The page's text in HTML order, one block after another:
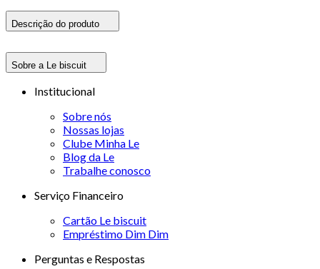
Descrição do produto
Sobre a Le biscuit
Institucional
Sobre nós
Nossas lojas
Clube Minha Le
Blog da Le
Trabalhe conosco
Serviço Financeiro
Cartão Le biscuit
Empréstimo Dim Dim
Perguntas e Respostas